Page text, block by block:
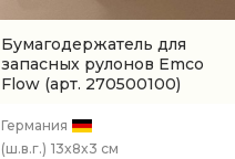
Бумагодержатель для
запасных рулонов Emco
Flow (арт. 270500100)
Германия
(ш.в.г.) 13x8x3 см